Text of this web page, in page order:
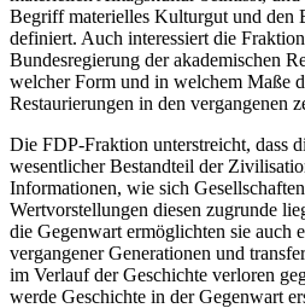
Begriff materielles Kulturgut und den
definiert. Auch interessiert die
Bundesregierung der akademischen
welcher Form und in welchem Maße
Restaurierungen in den vergangenen
Die FDP-Fraktion unterstreicht, dass
wesentlicher Bestandteil der
Informationen, wie sich
Wertvorstellungen diesen zugrunde
die Gegenwart ermöglichten sie auch
vergangener Generationen und
im Verlauf der Geschichte verloren
werde Geschichte in der Gegenwart